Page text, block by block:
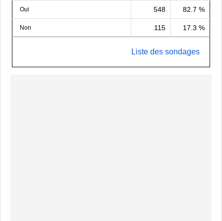
Oui 548 82.7 %
Non 115 17.3 %
Liste des sondages